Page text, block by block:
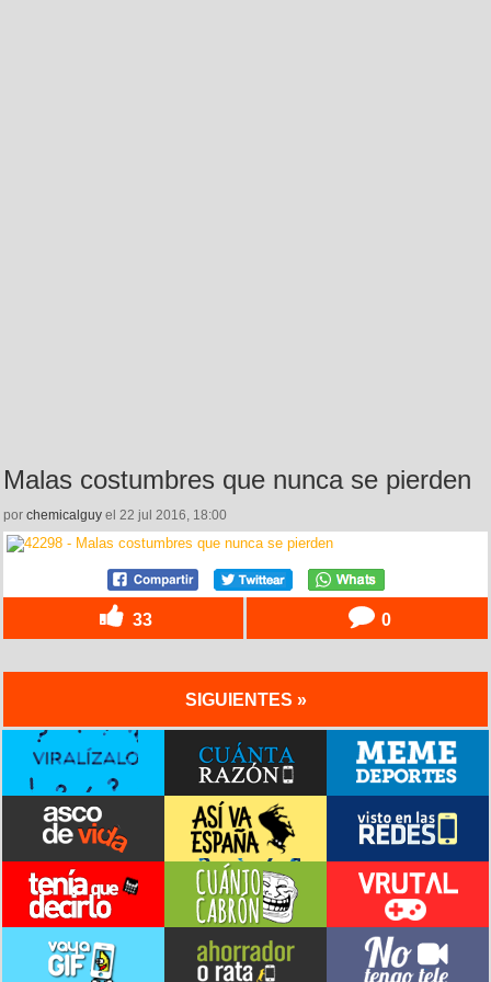
Malas costumbres que nunca se pierden
por chemicalguy el 22 jul 2016, 18:00
33 0
SIGUIENTES »